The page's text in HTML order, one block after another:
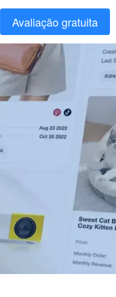
Avaliação gratuita